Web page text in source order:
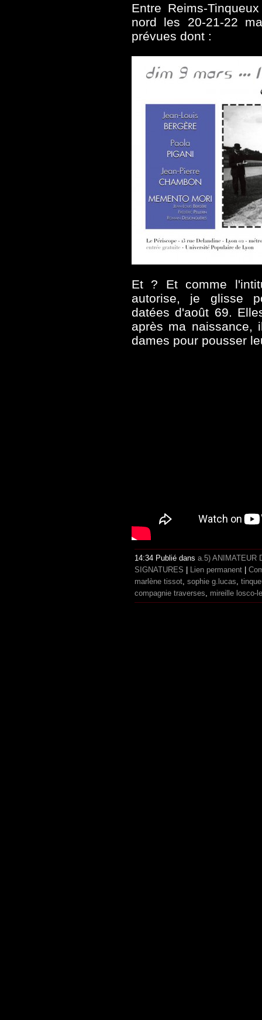
Entre Reims-
nord les 20-21-22
prévues dont :
Et ? Et comme
autorise, je glisse
datées d'août 69.
après ma naissance,
dames pour pousser
14:34 Publié dans a.5) ANIMATEUR
SIGNATURES
Lien permanent
marlène tissot, sophie g.lucas,
compagnie traverses, mireille losco-